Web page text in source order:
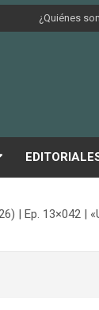
¿Quiénes
| Ep.